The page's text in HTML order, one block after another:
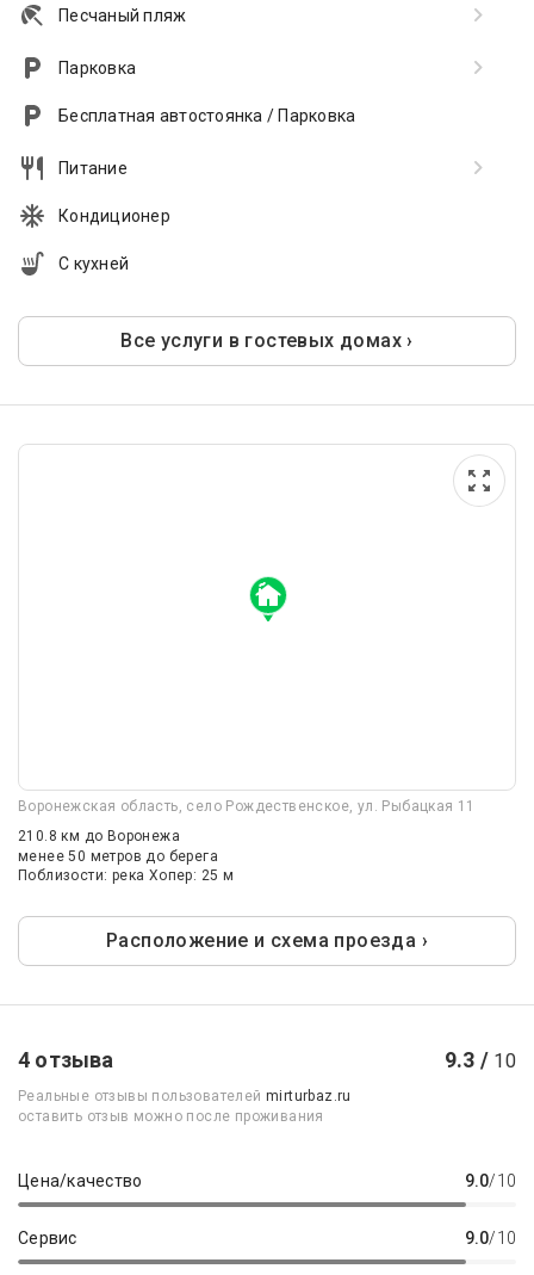
Песчаный пляж
Парковка
Бесплатная автостоянка / Парковка
Питание
Кондиционер
С кухней
Все услуги в гостевых домах ›
Воронежская область, село Рождественское, ул. Рыбацкая 11
210.8 км до Воронежа
менее 50 метров до берега
Поблизости: река Хопер: 25 м
Расположение и схема проезда ›
4 отзыва 9.3 / 10
Реальные отзывы пользователейmirturbaz.ru
оставить отзыв можно после проживания
Цена/качество 9.0/10
Сервис 9.0/10